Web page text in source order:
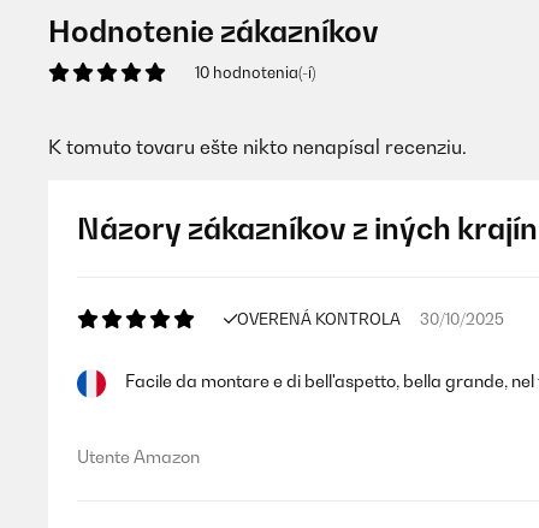
Hodnotenie zákazníkov
10 hodnotenia(-í)
K tomuto tovaru ešte nikto nenapísal recenziu.
Názory zákazníkov z iných krajín
OVERENÁ KONTROLA 30/10/2025
Facile da montare e di bell'aspetto, bella grande,
Utente Amazon